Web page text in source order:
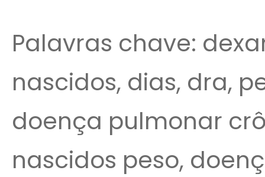
Palavras chave:
nascidos, dias, dra,
doença pulmonar
nascidos peso,